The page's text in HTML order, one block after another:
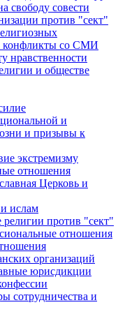
свободу совести
против "сект"
конфликты со СМИ
нравственности
и обществе
и
и призывы к
экстремизму
отношения
Церковь и
ислам
против "сект"
отношения
организаций
юрисдикции
сотрудничества и